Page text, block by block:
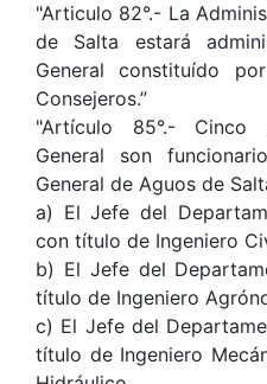
"Articulo 82°.- La
de Salta estará
General constituído
Consejeros.”
"Artículo 85°.- Cinco
General son
General de Aguos de
a) El Jefe del
con título de Ingeniero
b) El Jefe del
título de Ingeniero
c) El Jefe del
título de Ingeniero